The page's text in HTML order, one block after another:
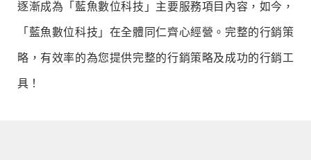
逐漸成為「藍魚數位科技」主要服務項目內容，如今，
「藍魚數位科技」在全體同仁齊心經營。完整的行銷策
略，有效率的為您提供完整的行銷策略及成功的行銷工
具！